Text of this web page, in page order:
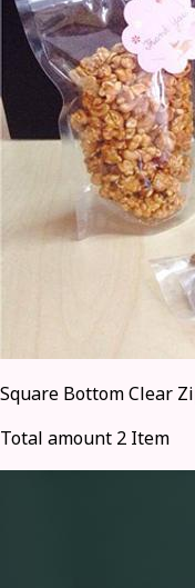
Square Bottom Clear
Total amount 2 Item